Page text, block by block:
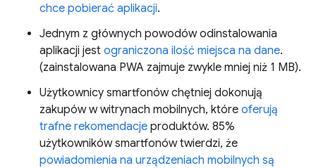
chce pobierać aplikacji.
Jednym z głównych powodów odinstalowania
aplikacji jest ograniczona ilość miejsca na dane.
(zainstalowana PWA zajmuje zwykle mniej niż 1 MB).
Użytkownicy smartfonów chętniej dokonują
zakupów w witrynach mobilnych, które oferują
trafne rekomendacje produktów. 85%
użytkowników smartfonów twierdzi, że
powiadomienia na urządzeniach mobilnych są